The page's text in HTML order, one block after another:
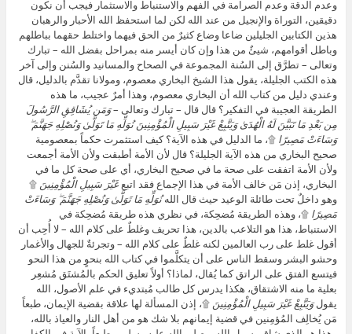
وعدم الدقة وعدم الصرامة في الفهم والاستنباط والاستثمار فيجب أن نكون
دقيقين، التوراة والإنجيل من عند الله لكن لما استحفظ الله الأحبار والرهبان
هذين الكتابين الجليلين ضاعا وضاع كثيرٌ من الحق فيهما واختلط حقهما بباطلهم
وباطل أقوامهم، شيئٌ من هذا وإن كان أيسر منه بمراحل بفضل الله – تبارك
وتعالى – تطرَّق إلى السُنة المجموعة في الصحاح والمسانيد والسُنن وإلى آخر
هذه الكتب الجليلة، يقول هذا الشيخ البخاري معصوم، ومولانا تقدَّم بالدليل، قال
وعندي دليل من كتاب الله أن البخاري معصوم، وهذا أمرٌ عجيب، ما هذه
الطريقة العجيبة في التفكير؟ قال قال – تبارك وتعالى –وَمَن يُشَاقِقِ الرَّسُولَ
مِن بَعْدِ مَا تَبَيَّنَ لَهُ الْهُدَىٰ وَيَتَّبِعْ غَيْرَ سَبِيلِ الْمُؤْمِنِينَ نُوَلِّهِ مَا تَوَلَّىٰ وَنُصْلِهِ جَهَنَّمَ ۖ
وَسَاءَتْ مَصِيرًا ۩، ما الدليل في هذه الآية؟ كيف استثمرت حكماً بمعصومية
صحيح البخاري من هذه الآية الجليلة؟ قال لأن الأمة أطبقت ولأن الأمة أجمعت
ولأن الأمة اتفقت على صحة ما في صحيح البخاري، أي على صحة كل ما في
البخاري، إذن مَن خالف الأمة في هذا الإجماع فقد اتبعغَيْرَ سَبِيلِ الْمُؤْمِنِينَ ۩
وهو داخلٌ تحت طائلة الوعيد حيث قال اللهنُوَلِّهِ مَا تَوَلَّىٰ وَنُصْلِهِ جَهَنَّمَ ۖ وَسَاءَتْ
مَصِيرًا ۩، وهذه الطريقة مُضحِكة، في نظري هذه طريقة مُضحِكة في
الاستنباط، هذا هو التلاعب بالدين، هذا تحريف وغلطٌ على كلام الله – لا أُحِب أن
أقول غلط على رب العالمين لكنه غلطٌ على كلام الله – وتجرئةٌ للجهال والأغمار
وحشو البشر وسقط الناس على أن يتكلَّموا في كتاب الله بنحوٍ من هذا النحو
فيتسع الفتق على الراتق كما يُقال، لماذا؟ أولاً تعليق الحكم بالمُشتَق مُشعِر
بعلية ما منه الاشتقاق، هكذا يدرس كل طالب مُبتديء في علم الأصول، الله
يقولوَيَتَّبِعْ غَيْرَ سَبِيلِ الْمُؤْمِنِينَ ۩، إذن المسألة لها علاقة بقضية الإيمان، طبعاً
مَن يُخالِف المُؤمِنين في قضية إيمانهم بلا شك هو من أهل النار والعياذ بالله،